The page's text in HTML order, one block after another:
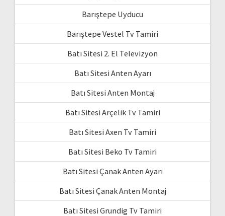
Barıştepe Uyducu
Barıştepe Vestel Tv Tamiri
Batı Sitesi 2. El Televizyon
Batı Sitesi Anten Ayarı
Batı Sitesi Anten Montaj
Batı Sitesi Arçelik Tv Tamiri
Batı Sitesi Axen Tv Tamiri
Batı Sitesi Beko Tv Tamiri
Batı Sitesi Çanak Anten Ayarı
Batı Sitesi Çanak Anten Montaj
Batı Sitesi Grundig Tv Tamiri